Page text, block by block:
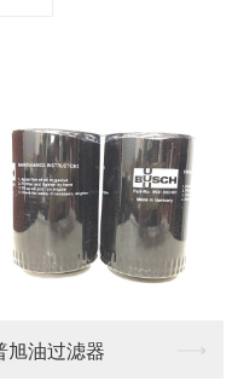
莱宝排气